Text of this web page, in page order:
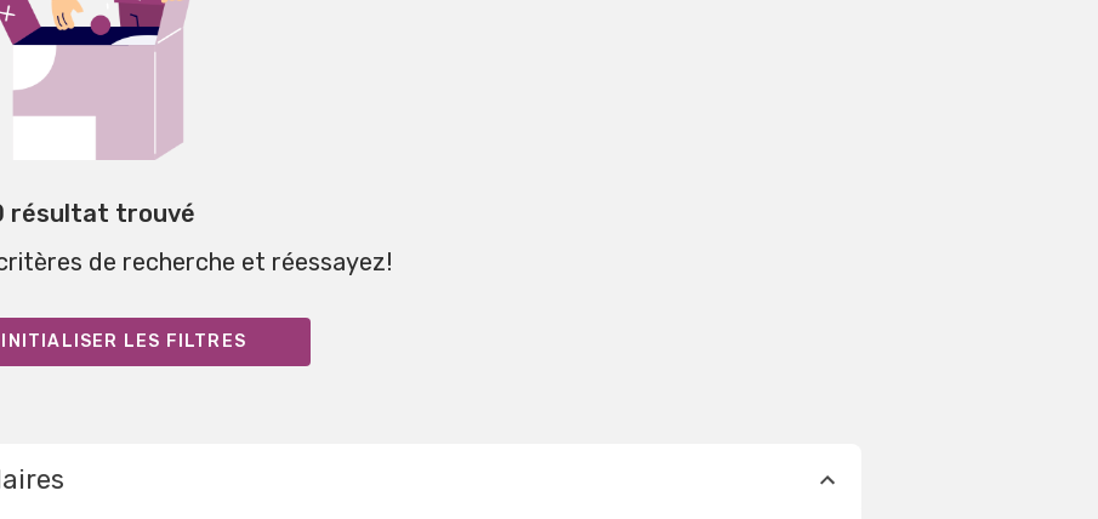
résultat trouvé
de recherche et réessayez!
LES FILTRES